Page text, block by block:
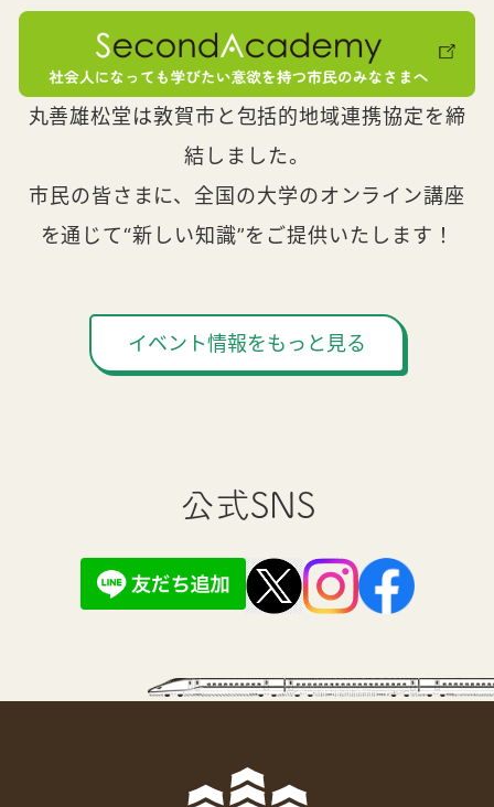
丸善雄松堂は敦賀市と包括的地域連携協定を締
結しました。
市民の皆さまに、全国の大学のオンライン講座
を通じて“新しい知識”をご提供いたします！
イベント情報をもっと見る
公式SNS